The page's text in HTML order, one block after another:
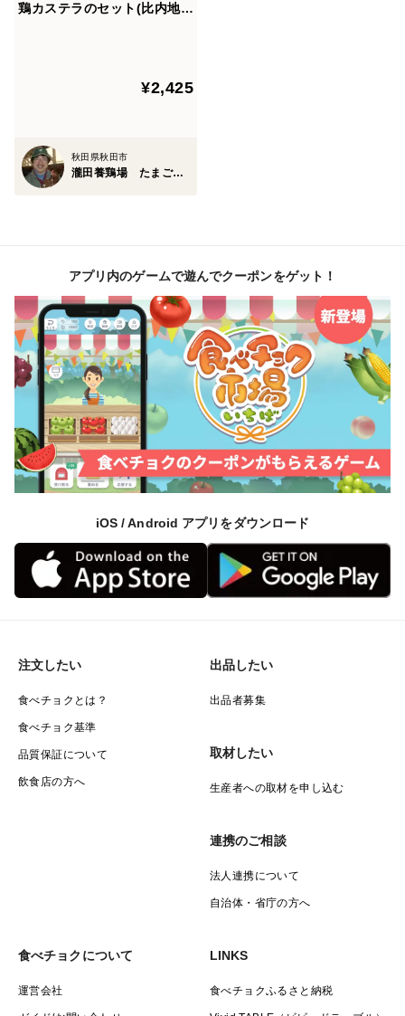
鶏カステラのセット(比内地鶏
¥2,425
秋田県秋田市
瀧田養鶏場 たまごの樹
アプリ内のゲームで遊んでクーポンをゲット！
iOS / Android アプリをダウンロード
注文したい
食べチョクとは？
食べチョク基準
品質保証について
飲食店の方へ
出品したい
出品者募集
取材したい
生産者への取材を申し込む
連携のご相談
法人連携について
自治体・省庁の方へ
食べチョクについて
運営会社
LINKS
食べチョクふるさと納税